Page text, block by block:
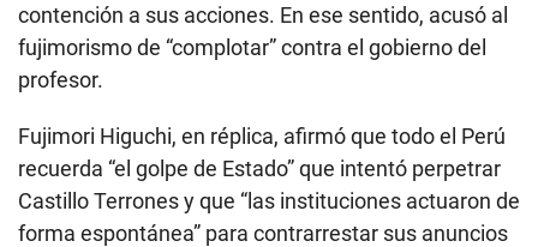
contención a sus acciones. En ese sentido, acusó al
fujimorismo de “complotar” contra el gobierno del
profesor.
Fujimori Higuchi, en réplica, afirmó que todo el Perú
recuerda “el golpe de Estado” que intentó perpetrar
Castillo Terrones y que “las instituciones actuaron de
forma espontánea” para contrarrestar sus anuncios